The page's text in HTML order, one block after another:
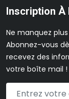
Inscription À
Ne manquez
Abonnez-vous
recevez des
votre boîte mail !